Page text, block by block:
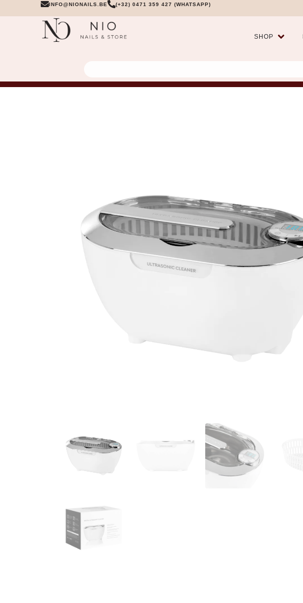
INFO@NIONAILS.BE (+32) 0471 359 427 (WHATSAPP)
SHOP